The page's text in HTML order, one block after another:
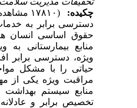
چکیده:
دسترسی برابر به خدمات
حقوق اساسی انسان ها
منابع بیمارستانی به
ویژه، دسترسی برابر
حیاتی را با مشکل
مراقبت ویژه یکی از
منابع سیستم بهداشت
تخصیص برابر و